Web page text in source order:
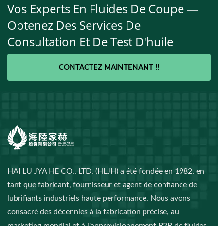
Vos Experts En Fluides De Coupe —
Obtenez Des Services De
Consultation Et De Test D'huile
CONTACTEZ MAINTENANT !!
HAI LU JYA HE CO., LTD. (HLJH) a été fondée en 1982, en
tant que fabricant, fournisseur et agent de confiance de
lubrifiants industriels haute performance. Nous avons
consacré des décennies à la fabrication précise, au